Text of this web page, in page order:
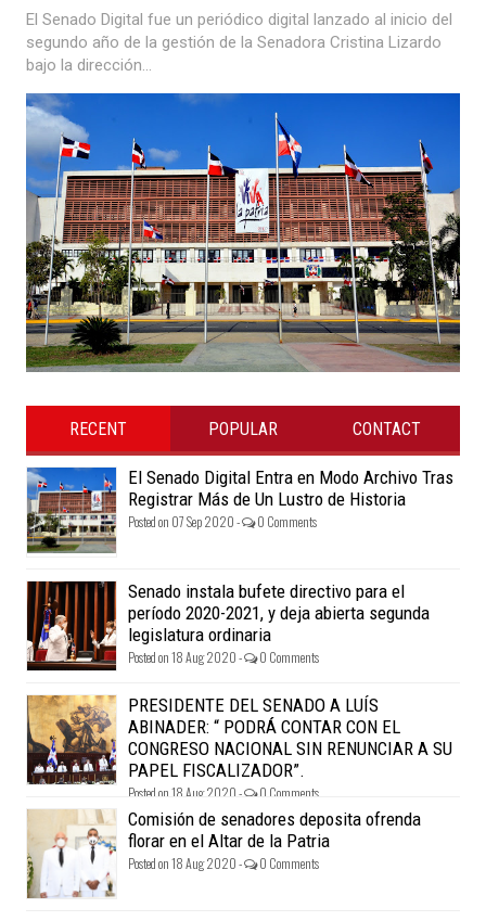
El Senado Digital fue un periódico digital lanzado al inicio del
segundo año de la gestión de la Senadora Cristina Lizardo
bajo la dirección...
RECENT POPULAR CONTACT
El Senado Digital Entra en Modo Archivo Tras
Registrar Más de Un Lustro de Historia
Posted on 07 Sep 2020 - 0 Comments
Senado instala bufete directivo para el
período 2020-2021, y deja abierta segunda
legislatura ordinaria
Posted on 18 Aug 2020 - 0 Comments
PRESIDENTE DEL SENADO A LUÍS
ABINADER: “ PODRÁ CONTAR CON EL
CONGRESO NACIONAL SIN RENUNCIAR A SU
PAPEL FISCALIZADOR”.
Posted on 18 Aug 2020 - 0 Comments
Comisión de senadores deposita ofrenda
florar en el Altar de la Patria
Posted on 18 Aug 2020 - 0 Comments